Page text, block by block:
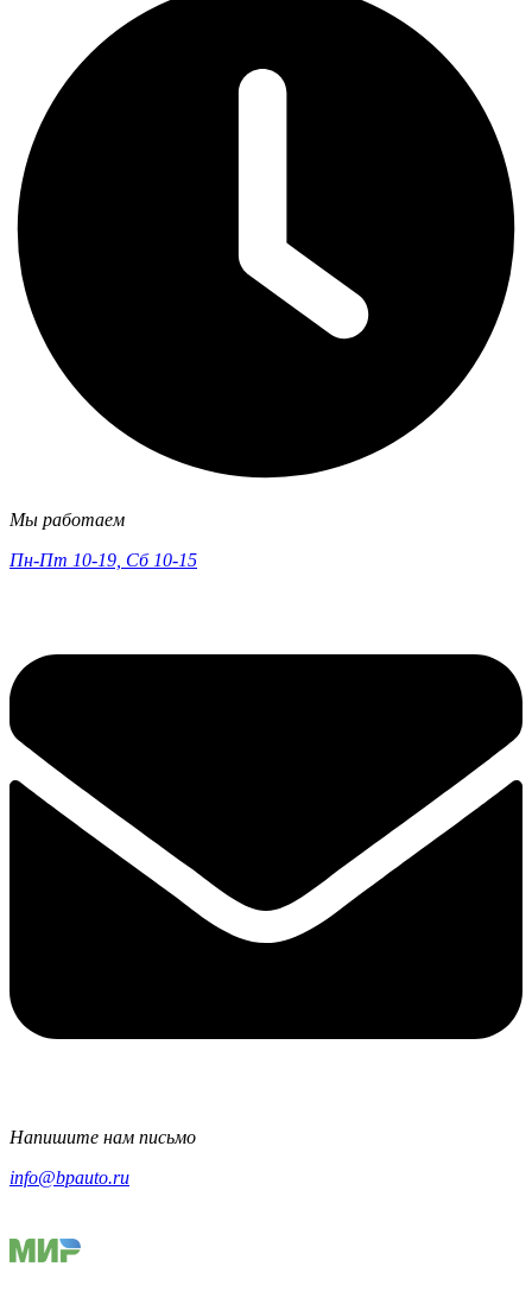
Мы работаем
Пн-Пт 10-19, Сб 10-15
Напишите нам письмо
info@bpauto.ru